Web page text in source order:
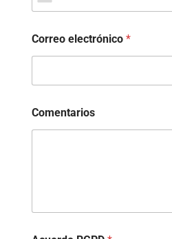
Correo electrónico *
Comentarios